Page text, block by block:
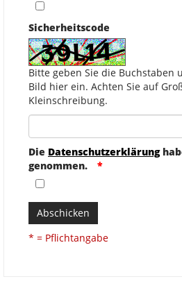
Sicherheitscode
Bitte geben Sie die Buchstaben
Bild hier ein. Achten Sie auf
Kleinschreibung.
Die Datenschutzerklärung
genommen.
Abschicken
* = Pflichtangabe